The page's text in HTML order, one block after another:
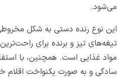
می‌شود.
این نوع رنده دستی به شکل
تیغه‌های تیز و برنده برای
مواد غذایی است. همچنین، با
سادگی و به صورت یکنواخت اقلام